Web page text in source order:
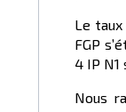
Le
FGP
4 IP N1
Nous